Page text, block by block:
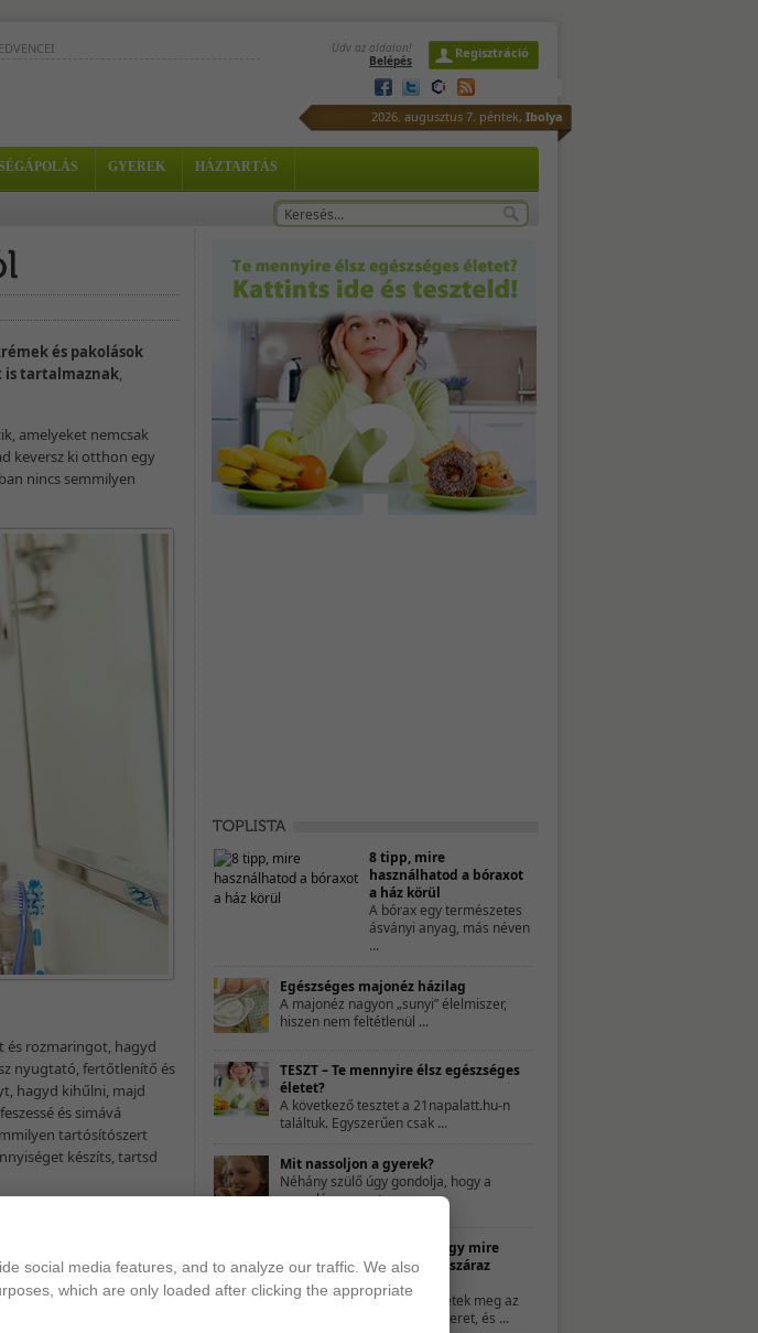
Ez a turmix trópusi
gyümölcsök csodás
keveréke, fogyókúra alatt is
fogyasztható. - Hozzávalók: -
immunerősítő turmixot készíthetünk. -...
Üdv az oldalon!
Belépés
Regisztráció
2026. augusztus 7. péntek, Ibolya
GYEREK HÁZTARTÁS
és pakolások
is tartalmaznak,
amelyeket nemcsak
keversz ki otthon egy
nincs semmilyen
és rozmaringot, hagyd
nyugtató, fertőtlenítő és
hagyd kihűlni, majd
és simává
tartósítószert
készíts, tartsd
heti kétszer
sót keverj össze egy
használj búzadarát:
le róla.
8 tipp, mire
használhatod a bóraxot
a ház körül
A bórax egy természetes
ásványi anyag, más néven
...
Egészséges majonéz házilag
A majonéz nagyon „sunyi” élelmiszer,
hiszen nem feltétlenül ...
TESZT – Te mennyire élsz egészséges
életet?
A következő tesztet a 21napalatt.hu-n
találtuk. Egyszerűen csak ...
Mit nassoljon a gyerek?
Néhány szülő úgy gondolja, hogy a
nassolás rosszat ...
10 ötlet, hogy mire
használd a száraz
kenyeret
Ha nem ettétek meg az
összes kenyeret, és ...
social media features, and to analyze our traffic. We also
which are only loaded after clicking the appropriate